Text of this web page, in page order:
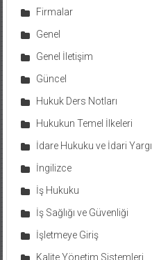
Firmalar
Genel
Genel İletişim
Güncel
Hukuk Ders Notları
Hukukun Temel İlkeleri
İdare Hukuku ve İdari Yargı
İngilizce
İş Hukuku
İş Sağlığı ve Güvenliği
İşletmeye Giriş
Kalite Yönetim Sistemleri